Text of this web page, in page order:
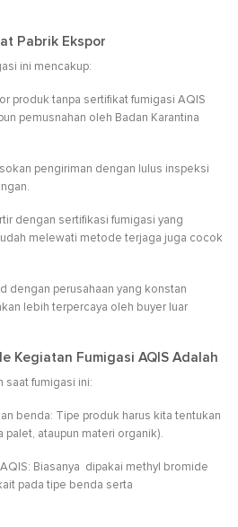
Pabrik Ekspor
ini mencakup:
produk tanpa sertifikat fumigasi AQIS
pemusnahan oleh Badan Karantina
pengiriman dengan lulus inspeksi
dengan sertifikasi fumigasi yang
melewati metode terjaga juga cocok
dengan perusahaan yang konstan
lebih terpercaya oleh buyer luar
Kegiatan Fumigasi AQIS Adalah
saat fumigasi ini:
benda: Tipe produk harus kita tentukan
palet, ataupun materi organik).
Biasanya dipakai methyl bromide
pada tipe benda serta